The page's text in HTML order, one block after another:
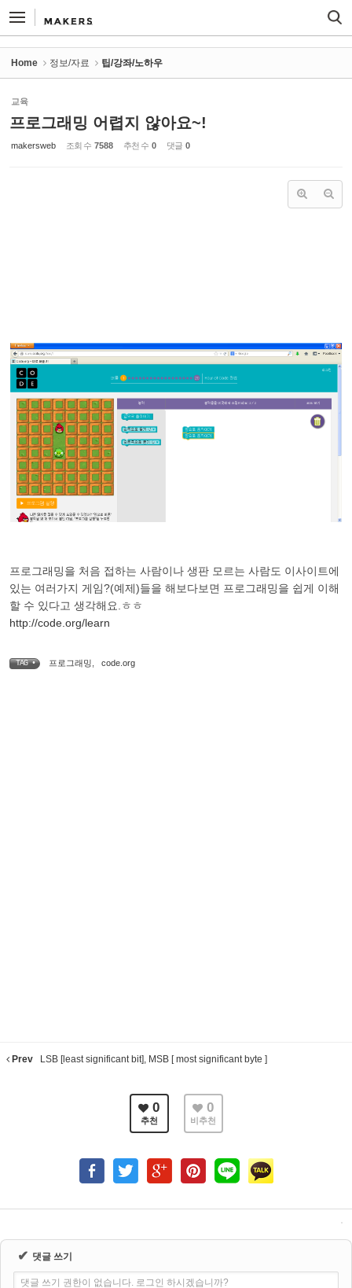
Home 정보/자료 팁/강좌/노하우
교육
프로그래밍 어렵지 않아요~!
makersweb 조회 수 7588 추천 수 0 댓글 0
프로그래밍을 처음 접하는 사람이나 생판 모르는 사람도 이사이트에
있는 여러가지 게임?(예제)들을 해보다보면 프로그래밍을 쉽게 이해
할 수 있다고 생각해요.ㅎㅎ
http://code.org/learn
TAG • 프로그래밍 code.org
Prev LSB [least significant bit], MSB [ most significant byte ]
0
추천
0
비추천
✔ 댓글 쓰기
댓글 쓰기 권한이 없습니다. 로그인 하시겠습니까?